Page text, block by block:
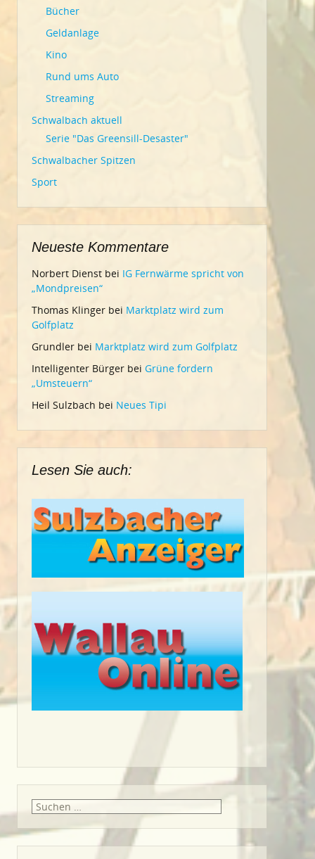
Bücher
Geldanlage
Kino
Rund ums Auto
Streaming
Schwalbach aktuell
Serie "Das Greensill-Desaster"
Schwalbacher Spitzen
Sport
Neueste Kommentare
Norbert Dienst bei IG Fernwärme spricht von
„Mondpreisen“
Thomas Klinger bei Marktplatz wird zum
Golfplatz
Grundler bei Marktplatz wird zum Golfplatz
Intelligenter Bürger bei Grüne fordern
„Umsteuern“
Heil Sulzbach bei Neues Tipi
Lesen Sie auch:
Suche